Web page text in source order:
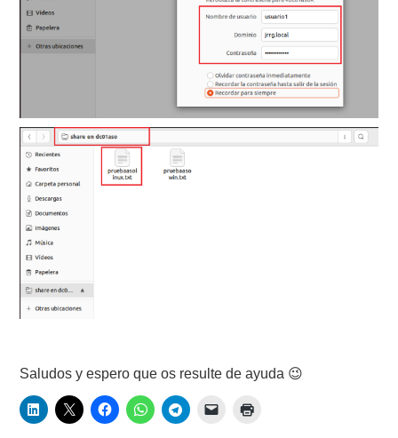
Saludos y espero que os resulte de ayuda 😉